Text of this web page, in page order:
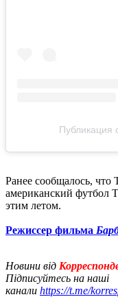
Публикация
Ранее сообщалось,
американский футбол
этим летом.
Режиссер фильма
Новини від
Підписуйтесь на наші
канали https://t.me/